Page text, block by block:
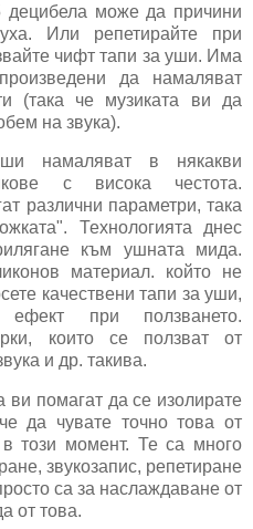
може да причини
Или репетирайте при
чифт тапи за уши. Има
да намаляват
(така че музиката ви да
на звука).
намаляват в някакви
с висока честота.
различни параметри, така
Технологията днес
към ушната мида.
материал. който не
качествени тапи за уши,
при ползването.
които се ползват от
и др. такива.
ви помагат да се изолирате
да чувате точно това от
в този момент. Те са много
звукозапис, репетиране
са за наслаждаване от
от това.